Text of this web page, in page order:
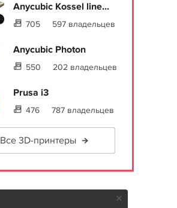
Anycubic Kossel line...
705 597 владельцев
Anycubic Photon
550 202 владельцев
Prusa i3
476 787 владельцев
Все 3D-принтеры